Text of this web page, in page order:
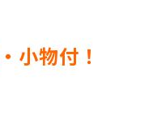
小物付！